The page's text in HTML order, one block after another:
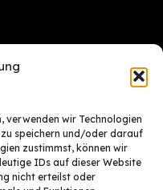
verwenden wir Technologien
speichern und/oder darauf
zustimmst, können wir
IDs auf dieser Website
nicht erteilst oder